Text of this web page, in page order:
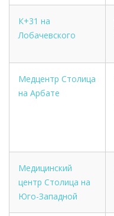
К+31 на
Лобачевского
Медцентр Столица
на Арбате
Медицинский
центр Столица на
Юго-Западной